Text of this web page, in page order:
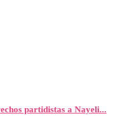
partidistas a Nayeli...